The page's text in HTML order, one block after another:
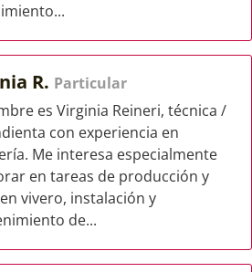
R. Particular
es Virginia Reineri, técnica /
con experiencia en
Me interesa especialmente
en tareas de producción y
vivero, instalación y
de...